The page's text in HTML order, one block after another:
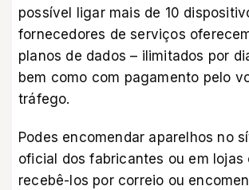
possível ligar mais de 10
fornecedores de serviços
planos de dados – ilimitados por
bem como com pagamento pelo
tráfego.
Podes encomendar aparelhos no
oficial dos fabricantes ou em lojas
recebê-los por correio ou